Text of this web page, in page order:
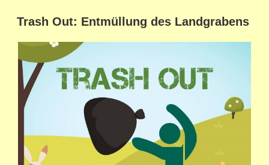
Trash Out: Entmüllung des Landgrabens